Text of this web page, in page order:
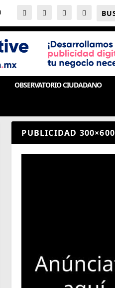
OBSERVATORIO CIUDADANO
PUBLICIDAD 300×600